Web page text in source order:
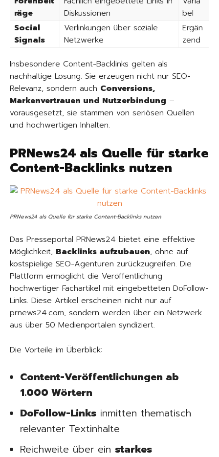
räge
Diskussionen
bel
Social
Signals
Verlinkungen über soziale
Netzwerke
Ergän
zend
Insbesondere Content-Backlinks gelten als
nachhaltige Lösung. Sie erzeugen nicht nur SEO-
Relevanz, sondern auch Conversions,
Markenvertrauen und Nutzerbindung –
vorausgesetzt, sie stammen von seriösen Quellen
und hochwertigen Inhalten.
PRNews24 als Quelle für starke
Content-Backlinks nutzen
PRNews24 als Quelle für starke Content-Backlinks nutzen
Das Presseportal PRNews24 bietet eine effektive
Möglichkeit, Backlinks aufzubauen, ohne auf
kostspielige SEO-Agenturen zurückzugreifen. Die
Plattform ermöglicht die Veröffentlichung
hochwertiger Fachartikel mit eingebetteten DoFollow-
Links. Diese Artikel erscheinen nicht nur auf
prnews24.com, sondern werden über ein Netzwerk
aus über 50 Medienportalen syndiziert.
Die Vorteile im Überblick:
Content-Veröffentlichungen ab
1.000 Wörtern
DoFollow-Links inmitten thematisch
relevanter Textinhalte
Reichweite über ein starkes